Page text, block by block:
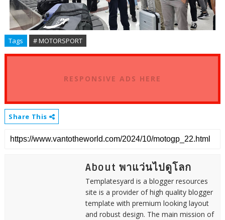
Tags # MOTORSPORT
RESPONSIVE ADS HERE
Share This
About พาแว่นไปดูโลก
Templatesyard is a blogger resources
site is a provider of high quality blogger
template with premium looking layout
and robust design. The main mission of